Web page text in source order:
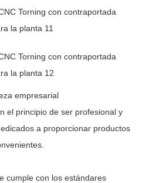
empresarial
el principio de ser profesional y
a proporcionar productos
cumple con los estándares